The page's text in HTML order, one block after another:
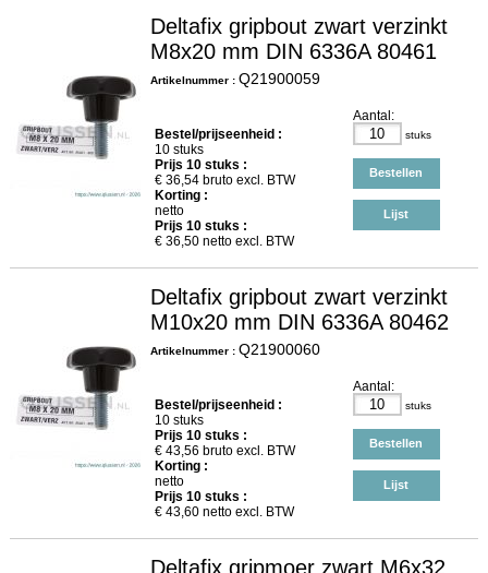
Deltafix gripbout zwart verzinkt
M8x20 mm DIN 6336A 80461
Artikelnummer : Q21900059
Bestel/prijseenheid :
10 stuks
Prijs 10stuks :
€ 36,54bruto excl. BTW
Korting :
netto
Prijs 10stuks :
€ 36,50netto excl. BTW
Aantal:
stuks
Bestellen
Lijst
Deltafix gripbout zwart verzinkt
M10x20 mm DIN 6336A 80462
Artikelnummer : Q21900060
Bestel/prijseenheid :
10 stuks
Prijs 10stuks :
€ 43,56 bruto excl. BTW
Korting :
netto
Prijs 10stuks :
€ 43,60netto excl. BTW
Aantal:
stuks
Bestellen
Lijst
Deltafix gripmoer zwart M6x32